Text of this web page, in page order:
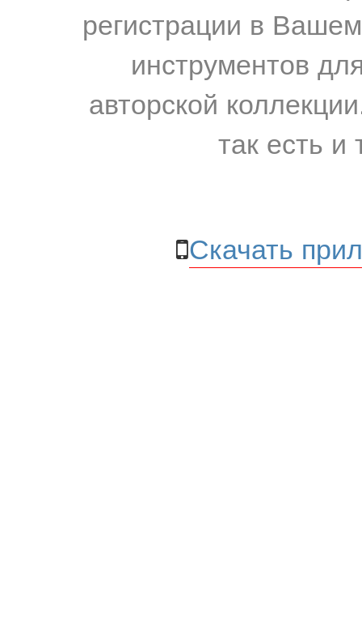
регистрации в
инструментов
авторской
так есть и
Скачать